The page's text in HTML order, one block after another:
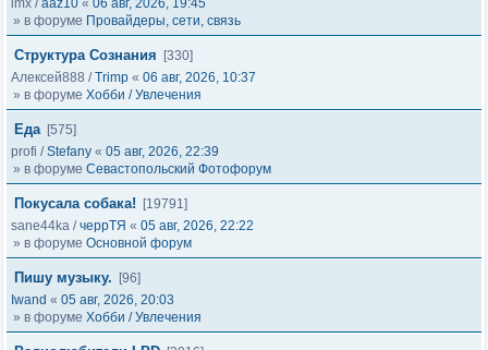
imx /aaz10 « 06 авг, 2026, 19:45
» в форуме Провайдеры, сети, связь
Структура Сознания
[330]
Алексей888 /Trimp « 06 авг, 2026, 10:37
» в форуме Хобби / Увлечения
Еда [575]
profi /Stefany « 05 авг, 2026, 22:39
» в форуме Севастопольский Фотофорум
Покусала собака!
[19791]
sane44ka /черрТЯ « 05 авг, 2026, 22:22
» в форуме Основной форум
Пишу музыку.
[96]
Iwand « 05 авг, 2026, 20:03
» в форуме Хобби / Увлечения